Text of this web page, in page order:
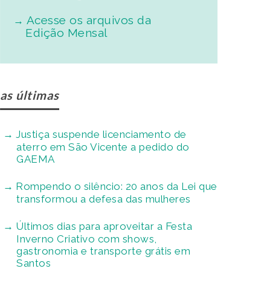
Acesse os arquivos da
Edição Mensal
as últimas
Justiça suspende licenciamento de
aterro em São Vicente a pedido do
GAEMA
Rompendo o silêncio: 20 anos da Lei que
transformou a defesa das mulheres
Últimos dias para aproveitar a Festa
Inverno Criativo com shows,
gastronomia e transporte grátis em
Santos